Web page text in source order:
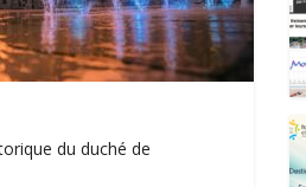
du duché de